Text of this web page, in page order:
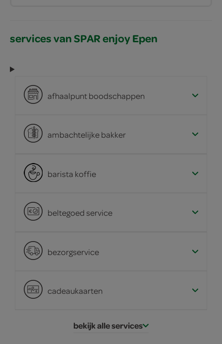
services van SPAR enjoy Epen
afhaalpunt boodschappen
ambachtelijke bakker
barista koffie
beltegoed service
bezorgservice
cadeaukaarten
bekijk alle services